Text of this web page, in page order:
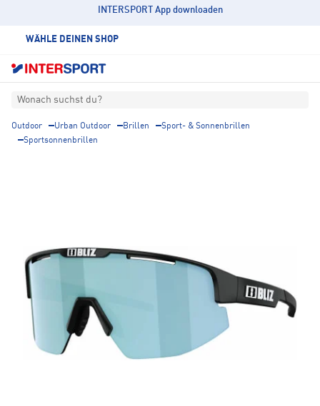
INTERSPORT App downloaden
WÄHLE DEINEN SHOP
Wonach suchst du?
Outdoor Urban Outdoor Brillen
Sport- & Sonnenbrillen
Sportsonnenbrillen